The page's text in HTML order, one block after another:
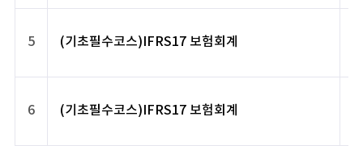
5 (기초필수코스)IFRS17 보험회계
6 (기초필수코스)IFRS17 보험회계